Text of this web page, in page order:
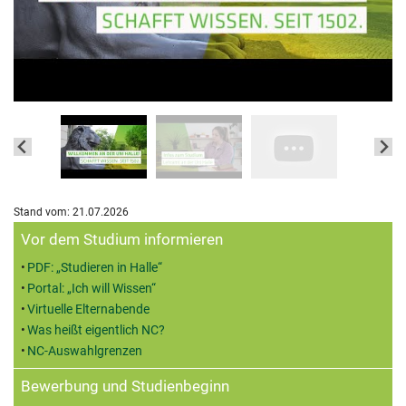
Stand vom: 21.07.2026
Zusatzinformationen
Vor dem Studium informieren
PDF: „Studieren in Halle“
Portal: „Ich will Wissen“
Virtuelle Elternabende
Was heißt eigentlich NC?
NC-Auswahlgrenzen
Bewerbung und Studienbeginn